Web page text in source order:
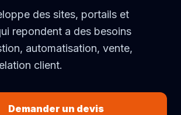
des sites, portails et
repondent a des besoins
automatisation, vente,
client.
Demander un devis